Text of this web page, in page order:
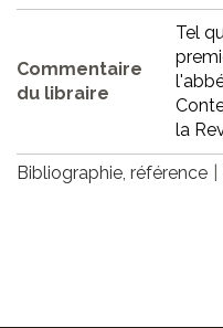
Commentaire
du libraire
Tel
la
Bibliographie, référence